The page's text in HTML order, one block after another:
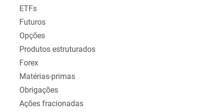
ETFs
Futuros
Opções
Produtos estruturados
Forex
Matérias-primas
Obrigações
Ações fracionadas